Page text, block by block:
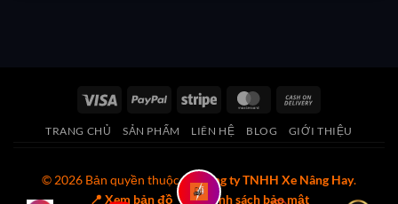
Visa PayPal Stripe MasterCard
Delivery
TRANG CHỦ SẢN PHẨM LIÊN HỆ BLOG GIỚI THIỆU
© 2026 Bản quyền thuộc vềCông ty TNHH Xe Nâng Hay.
📍 Xem bản đồ
🔒 Chính sách bảo mật